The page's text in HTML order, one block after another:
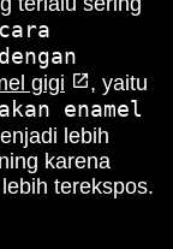
cara
gigi
, yaitu
enamel
lebih
karena
terekspos.